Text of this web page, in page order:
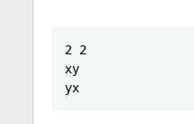
2 2
xy
yx